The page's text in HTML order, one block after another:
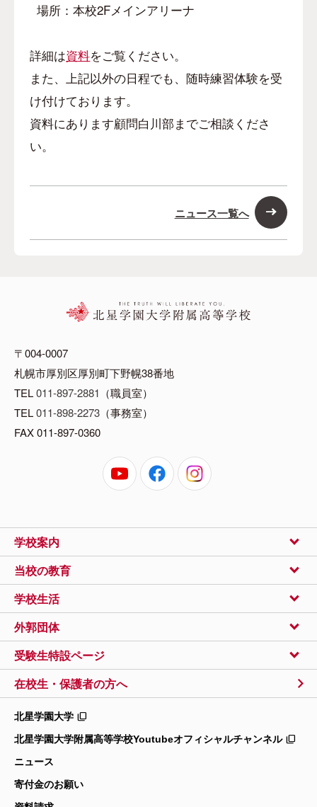
場所：本校2Fメインアリーナ
詳細は資料をご覧ください。
また、上記以外の日程でも、随時練習体験を受
け付けております。
資料にあります顧問白川部までご相談くださ
い。
ニュース一覧へ
〒004-0007
札幌市厚別区厚別町下野幌38番地
TEL011-897-2881 （職員室）
TEL011-898-2273 （事務室）
FAX 011-897-0360
学校案内
当校の教育
学校生活
外郭団体
受験生特設ページ
在校生・保護者の方へ
北星学園大学
北星学園大学附属高等学校Youtubeオフィシャルチャンネル
ニュース
寄付金のお願い